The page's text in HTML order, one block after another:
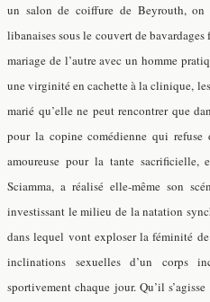
un salon de coiffure de Beyrouth, on
libanaises sous le couvert de
mariage de l’autre avec un homme
une virginité en cachette à la clinique,
marié qu’elle ne peut rencontrer que
pour la copine comédienne qui
amoureuse pour la tante
Sciamma, a réalisé elle-même son
investissant le milieu de la natation
dans lequel vont exploser la féminité
inclinations sexuelles d’un corps
sportivement chaque jour. Qu’il s’agisse